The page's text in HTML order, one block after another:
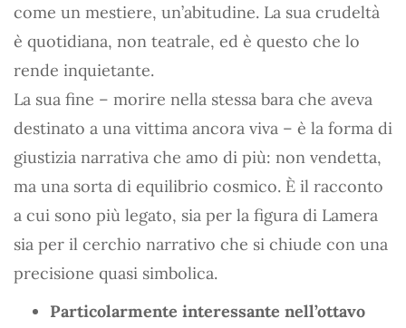
come un mestiere, un’abitudine. La sua crudeltà
è quotidiana, non teatrale, ed è questo che lo
rende inquietante.
La sua fine – morire nella stessa bara che aveva
destinato a una vittima ancora viva – è la forma di
giustizia narrativa che amo di più: non vendetta,
ma una sorta di equilibrio cosmico. È il racconto
a cui sono più legato, sia per la figura di Lamera
sia per il cerchio narrativo che si chiude con una
precisione quasi simbolica.
Particolarmente interessante nell’ottavo